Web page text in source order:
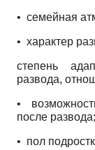
• семейная
• характер
степень
развода,
•
после развода;
• пол